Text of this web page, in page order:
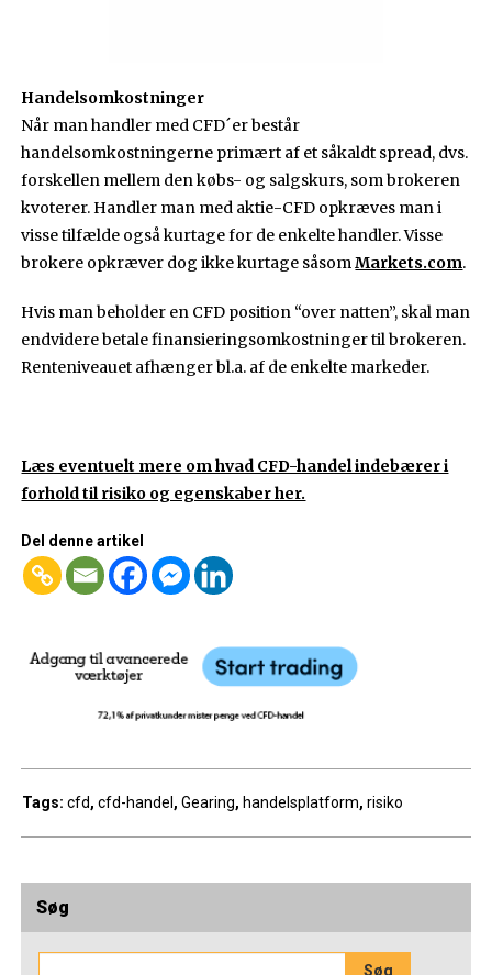
Handelsomkostninger
Når man handler med CFD´er består
handelsomkostningerne primært af et såkaldt spread, dvs.
forskellen mellem den købs- og salgskurs, som brokeren
kvoterer. Handler man med aktie-CFD opkræves man i
visse tilfælde også kurtage for de enkelte handler. Visse
brokere opkræver dog ikke kurtage såsomMarkets.com.
Hvis man beholder en CFD position “over natten”, skal man
endvidere betale finansieringsomkostninger til brokeren.
Renteniveauet afhænger bl.a. af de enkelte markeder.
Læs eventuelt mere om hvad CFD-handel indebærer i
forhold til risiko og egenskaber her.
Del denne artikel
Tags:cfd,cfd-handel ,Gearing, handelsplatform,risiko
Søg